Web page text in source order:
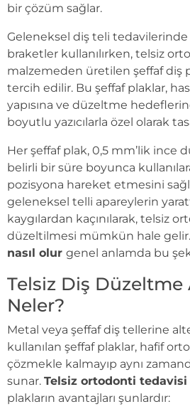
bir çözüm sağlar.
Geleneksel diş teli
braketler kullanılırken, telsiz
malzemeden üretilen şeffaf diş
tercih edilir. Bu şeffaf plaklar,
yapısına ve düzeltme
boyutlu yazıcılarla özel olarak
Her şeffaf plak, 0,5 mm’lik ince
belirli bir süre boyunca
pozisyona hareket etmesini
geleneksel telli apareylerin
kaygılardan kaçınılarak, telsiz
düzeltilmesi mümkün hale gelir.
nasıl olur genel anlamda bu
Telsiz Diş Düzeltme
Neler?
Metal veya şeffaf diş tellerine
kullanılan şeffaf plaklar, hafif
çözmekle kalmayıp aynı
sunar. Telsiz ortodonti tedavisi
plakların avantajları şunlardır: